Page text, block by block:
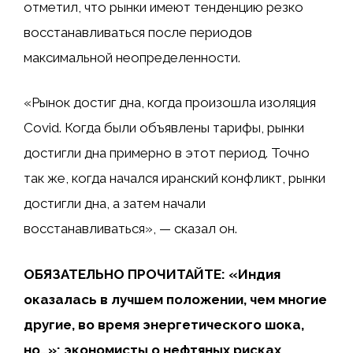
отметил, что рынки имеют тенденцию резко
восстанавливаться после периодов
максимальной неопределенности.
«Рынок достиг дна, когда произошла изоляция
Covid. Когда были объявлены тарифы, рынки
достигли дна примерно в этот период. Точно
так же, когда начался иранский конфликт, рынки
достигли дна, а затем начали
восстанавливаться», — сказал он.
ОБЯЗАТЕЛЬНО ПРОЧИТАЙТЕ: «Индия
оказалась в лучшем положении, чем многие
другие, во время энергетического шока,
но…»: экономисты о нефтяных рисках